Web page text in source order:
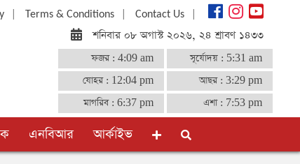
| Terms & Conditions| Contact Us|
শনিবার ০৮ অগাস্ট ২০২৬, ২৪ শ্রাবণ ১৪৩৩
ফজর : 4:09 am সূর্যোদয় : 5:31 am
যোহর : 12:04 pm আছর : 3:29 pm
মাগরিব : 6:37 pm এশা : 7:53 pm
এনবিআর আর্কাইভ